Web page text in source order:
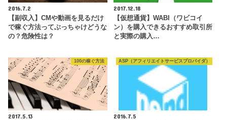
2016.7.2
【副収入】CMや動画を見るだけ
で稼ぐ方法ってぶっちゃけどうな
の？危険性は？
2017.12.18
【仮想通貨】WABI（ワビコイ
ン）を購入できるおすすめ取引所
と実際の購入…
100の稼ぐ方法
2017.5.13
ASP（アフィリエイトサービスプロバイダ）
2016.7.5